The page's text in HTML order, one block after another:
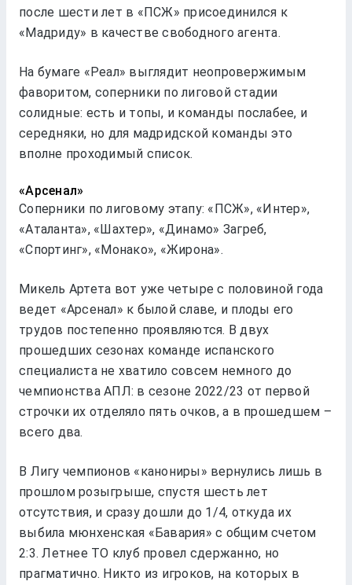
после шести лет в «ПСЖ» присоединился к
«Мадриду» в качестве свободного агента.
На бумаге «Реал» выглядит неопровержимым
фаворитом, соперники по лиговой стадии
солидные: есть и топы, и команды послабее, и
середняки, но для мадридской команды это
вполне проходимый список.
«Арсенал»
Соперники по лиговому этапу: «ПСЖ», «Интер»,
«Аталанта», «Шахтер», «Динамо» Загреб,
«Спортинг», «Монако», «Жирона».
Микель Артета вот уже четыре с половиной года
ведет «Арсенал» к былой славе, и плоды его
трудов постепенно проявляются. В двух
прошедших сезонах команде испанского
специалиста не хватило совсем немного до
чемпионства АПЛ: в сезоне 2022/23 от первой
строчки их отделяло пять очков, а в прошедшем –
всего два.
В Лигу чемпионов «канониры» вернулись лишь в
прошлом розыгрыше, спустя шесть лет
отсутствия, и сразу дошли до 1/4, откуда их
выбила мюнхенская «Бавария» с общим счетом
2:3. Летнее ТО клуб провел сдержанно, но
прагматично. Никто из игроков, на которых в